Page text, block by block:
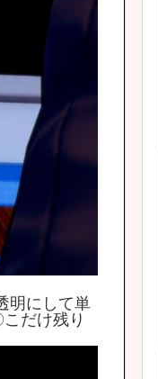
明にして単
だけ残り